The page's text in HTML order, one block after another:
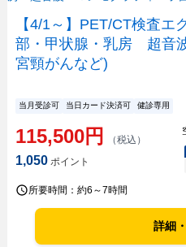
【4/1～】PET/CT検査エ
部・甲状腺・乳房 超
宮頸がんなど)
当月受診可 当日カード決済可 健診専用
115,500円 （税込）
1,050ポイント
所要時間： 約6～7時間
詳細